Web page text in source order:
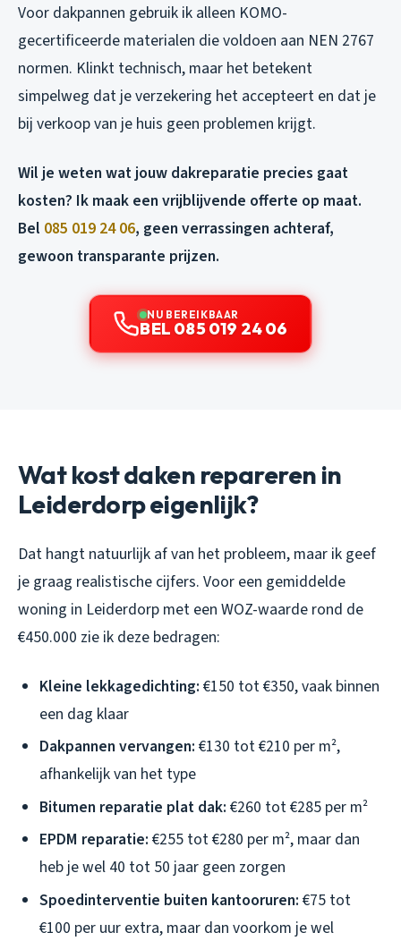
Voor dakpannen gebruik ik alleen KOMO-
gecertificeerde materialen die voldoen aan NEN 2767
normen. Klinkt technisch, maar het betekent
simpelweg dat je verzekering het accepteert en dat je
bij verkoop van je huis geen problemen krijgt.
Wil je weten wat jouw dakreparatie precies gaat
kosten? Ik maak een vrijblijvende offerte op maat.
Bel 085 019 24 06, geen verrassingen achteraf,
gewoon transparante prijzen.
NU BEREIKBAAR
BEL 085 019 24 06
Wat kost daken repareren in
Leiderdorp eigenlijk?
Dat hangt natuurlijk af van het probleem, maar ik geef
je graag realistische cijfers. Voor een gemiddelde
woning in Leiderdorp met een WOZ-waarde rond de
€450.000 zie ik deze bedragen:
Kleine lekkagedichting: €150 tot €350, vaak binnen
een dag klaar
Dakpannen vervangen: €130 tot €210 per m²,
afhankelijk van het type
Bitumen reparatie plat dak: €260 tot €285 per m²
EPDM reparatie: €255 tot €280 per m², maar dan
heb je wel 40 tot 50 jaar geen zorgen
Spoedinterventie buiten kantooruren: €75 tot
€100 per uur extra, maar dan voorkom je wel